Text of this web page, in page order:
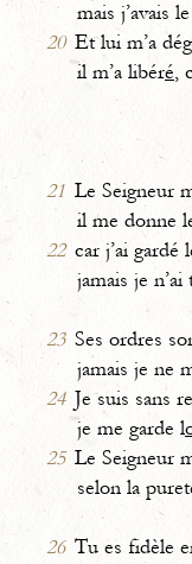
mais j’avais
20 Et lui m’a
il m’a libéré,
21 Le Seigneur
il me donne
22 car j’ai gardé
jamais je n’ai
23 Ses ordres
jamais je ne
24 Je suis sans
je me garde l
25 Le Seigneur
selon la
26 Tu es fidèle